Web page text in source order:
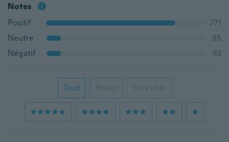
Notes
Positif
771
Neutre
85
Négatif
83
Tout Photo Très utile